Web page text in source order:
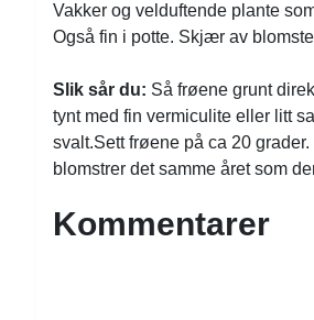
Vakker og velduftende plante
Også fin i potte. Skjær av
Slik sår du: Så frøene grunt
tynt med fin vermiculite eller litt
svalt.Sett frøene på ca 20
blomstrer det samme året som
Kommentarer